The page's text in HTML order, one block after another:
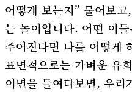
어떻게 보는지” 물어보
는 놀이입니다. 어떤 이
주어진다면 나를 어떻게
표면적으로는 가벼운 유
이면을 들여다보면, 우리